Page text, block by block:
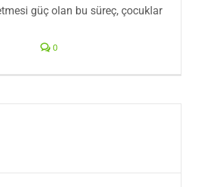
güç olan bu süreç, çocuklar
0